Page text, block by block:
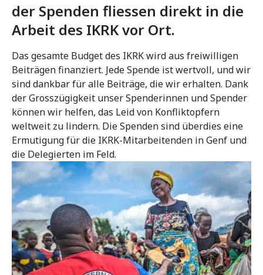
der Spenden fliessen direkt in die
Arbeit des IKRK vor Ort.
Das gesamte Budget des IKRK wird aus freiwilligen
Beiträgen finanziert. Jede Spende ist wertvoll, und wir
sind dankbar für alle Beiträge, die wir erhalten. Dank
der Grosszügigkeit unser Spenderinnen und Spender
können wir helfen, das Leid von Konfliktopfern
weltweit zu lindern. Die Spenden sind überdies eine
Ermutigung für die IKRK-Mitarbeitenden in Genf und
die Delegierten im Feld.